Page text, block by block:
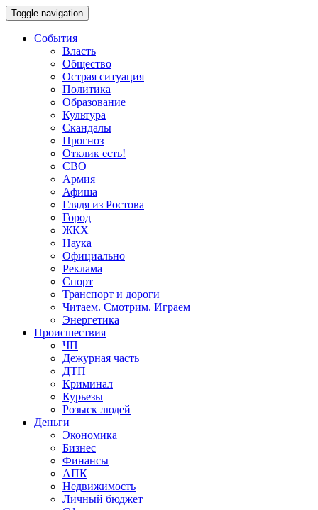
Toggle navigation
События
Власть
Общество
Острая ситуация
Политика
Образование
Культура
Скандалы
Прогноз
Отклик есть!
СВО
Армия
Афиша
Глядя из Ростова
Город
ЖКХ
Наука
Официально
Реклама
Спорт
Транспорт и дороги
Читаем. Смотрим. Играем
Энергетика
Происшествия
ЧП
Дежурная часть
ДТП
Криминал
Курьезы
Розыск людей
Деньги
Экономика
Бизнес
Финансы
АПК
Недвижимость
Личный бюджет